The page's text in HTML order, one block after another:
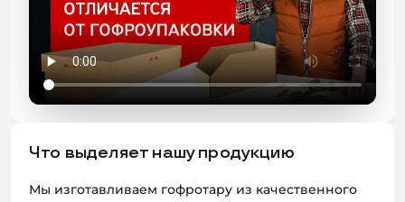
Что выделяет нашу продукцию
Мы изготавливаем гофротару из качественного